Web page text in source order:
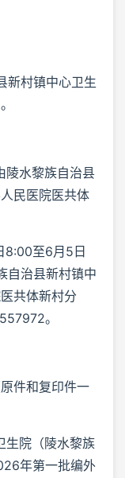
新村镇中心卫生
陵水黎族自治县
民医院医共体
8:00至6月5日
自治县新村镇中
共体新村分
。
件和复印件一
生院（陵水黎族
年第一批编外